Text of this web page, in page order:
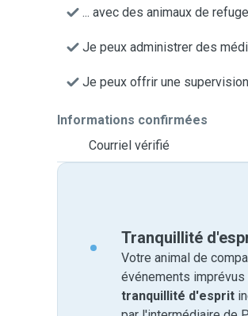
... avec des animaux de refuge
Je peux administrer des
Je peux offrir une
Informations confirmées
Courriel vérifié
Tranquillité
Votre animal de
événements
tranquillité d'esprit